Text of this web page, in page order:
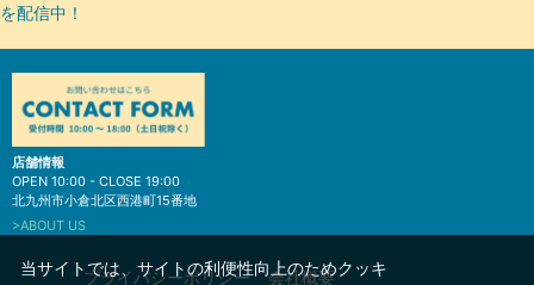
を配信中！
店舗情報
OPEN 10:00 - CLOSE 19:00
北九州市小倉北区西港町15番地
>ABOUT US
プライバシーポリシー 会社概要
当サイトでは、サイトの利便性向上のためクッキ